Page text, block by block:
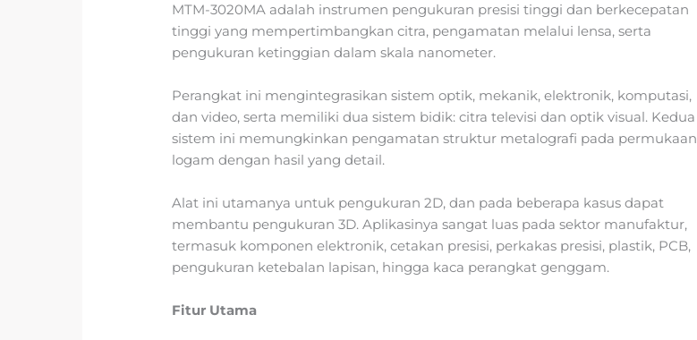
MTM-3020MA adalah instrumen pengukuran presisi tinggi dan berkecepatan
tinggi yang mempertimbangkan citra, pengamatan melalui lensa, serta
pengukuran ketinggian dalam skala nanometer.
Perangkat ini mengintegrasikan sistem optik, mekanik, elektronik, komputasi,
dan video, serta memiliki dua sistem bidik: citra televisi dan optik visual. Kedua
sistem ini memungkinkan pengamatan struktur metalografi pada permukaan
logam dengan hasil yang detail.
Alat ini utamanya untuk pengukuran 2D, dan pada beberapa kasus dapat
membantu pengukuran 3D. Aplikasinya sangat luas pada sektor manufaktur,
termasuk komponen elektronik, cetakan presisi, perkakas presisi, plastik, PCB,
pengukuran ketebalan lapisan, hingga kaca perangkat genggam.
Fitur Utama